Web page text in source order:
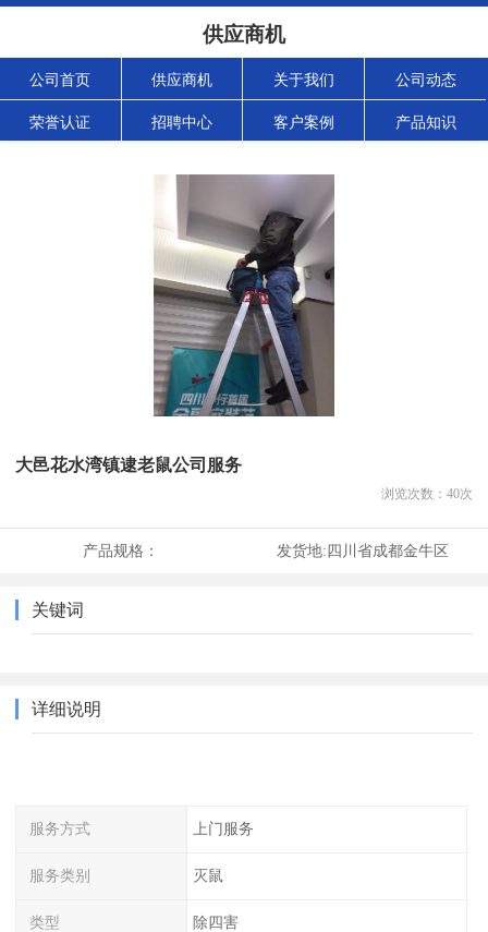
供应商机
公司首页 供应商机 关于我们 公司动态
荣誉认证 招聘中心 客户案例 产品知识
大邑花水湾镇逮老鼠公司服务
浏览次数： 40次
产品规格： 发货地:四川省成都金牛区
关键词
详细说明
服务方式 上门服务
服务类别 灭鼠
类型 除四害